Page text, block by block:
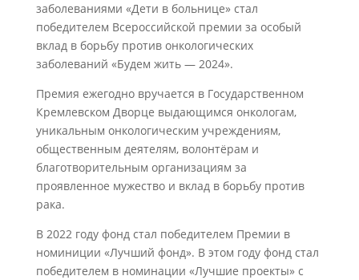
заболеваниями «Дети в больнице» стал
победителем Всероссийской премии за особый
вклад в борьбу против онкологических
заболеваний «Будем жить — 2024».
Премия ежегодно вручается в Государственном
Кремлевском Дворце выдающимся онкологам,
уникальным онкологическим учреждениям,
общественным деятелям, волонтёрам и
благотворительным организациям за
проявленное мужество и вклад в борьбу против
рака.
В 2022 году фонд стал победителем Премии в
номиниции «Лучший фонд». В этом году фонд стал
победителем в номинации «Лучшие проекты» с